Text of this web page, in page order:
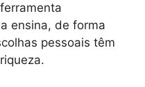
ensina, de forma
pessoais têm